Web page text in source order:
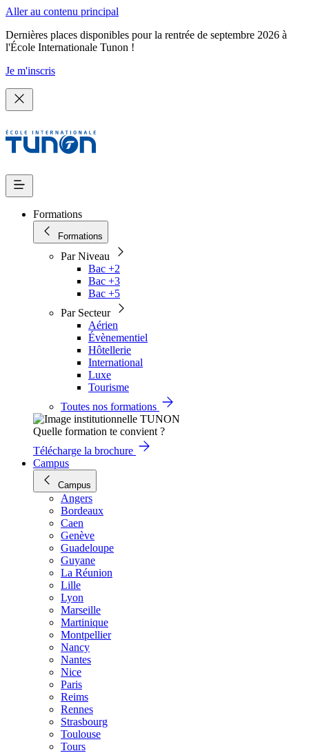
Aller au contenu principal
Dernières places disponibles pour la rentrée de septembre 2026 à
l'École Internationale Tunon !
Je m'inscris
Formations
Formations
Par Niveau
Bac +2
Bac +3
Bac +5
Par Secteur
Aérien
Évènementiel
Hôtellerie
International
Luxe
Tourisme
Toutes nos formations
Quelle formation te convient ?
Télécharge la brochure
Campus
Campus
Angers
Bordeaux
Caen
Genève
Guadeloupe
Guyane
La Réunion
Lille
Lyon
Marseille
Martinique
Montpellier
Nancy
Nantes
Nice
Paris
Reims
Rennes
Strasbourg
Toulouse
Tours